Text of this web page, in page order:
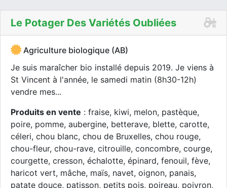
Le Potager Des Variétés Oubliées
Agriculture biologique (AB)
Je suis maraîcher bio installé depuis 2019. Je viens à
St Vincent à l'année, le samedi matin (8h30-12h)
vendre mes...
Produits en vente : fraise, kiwi, melon, pastèque,
poire, pomme, aubergine, betterave, blette, carotte,
céleri, chou blanc, chou de Bruxelles, chou rouge,
chou-fleur, chou-rave, citrouille, concombre, courge,
courgette, cresson, échalotte, épinard, fenouil, fève,
haricot vert, mâche, maïs, navet, oignon, panais,
patate douce, patisson, petits pois, poireau, poivron,